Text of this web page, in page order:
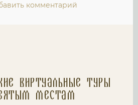
комментарий
Виртуальные туры
местам